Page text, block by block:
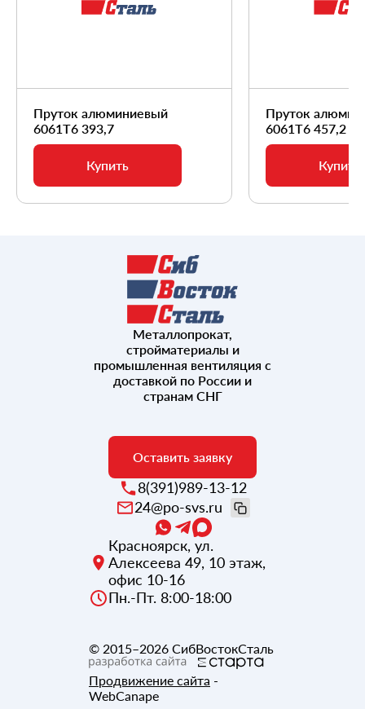
Пруток алюминиевый
6061Т6 393,7
Купить
Пруток
6061Т6 457,2
Купить
Металлопрокат,
стройматериалы и
промышленная вентиляция с
доставкой по России и
странам СНГ
Оставить заявку
8(391)989-13-12
24@po-svs.ru
Красноярск, ул.
Алексеева 49, 10 этаж,
офис 10-16
Пн.-Пт. 8:00-18:00
© 2015–2026 СибВостокСталь
Продвижение сайта -
WebCanape